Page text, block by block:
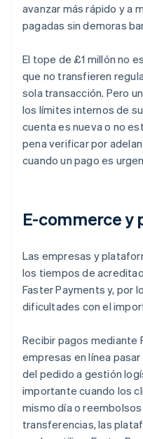
avanzar más rápido y a
pagadas sin demoras
El tope de £1 millón no
que no transfieren
sola transacción. Pero
los límites internos de
cuenta es nueva o no
pena verificar por
cuando un pago es
E-commerce y
Las empresas y
los tiempos de
Faster Payments y, por
dificultades con el
Recibir pagos mediante
empresas en línea
del pedido a gestión
importante cuando los
mismo día o
transferencias, las